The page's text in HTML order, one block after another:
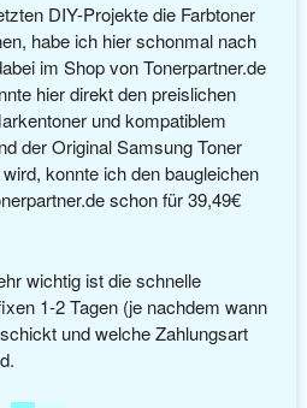
DIY-Projekte die Farbtoner
habe ich hier schonmal nach
im Shop von Tonerpartner.de
hier direkt den preislichen
und kompatiblem
der Original Samsung Toner
konnte ich den baugleichen
schon für 39,49€
wichtig ist die schnelle
1-2 Tagen (je nachdem wann
und welche Zahlungsart